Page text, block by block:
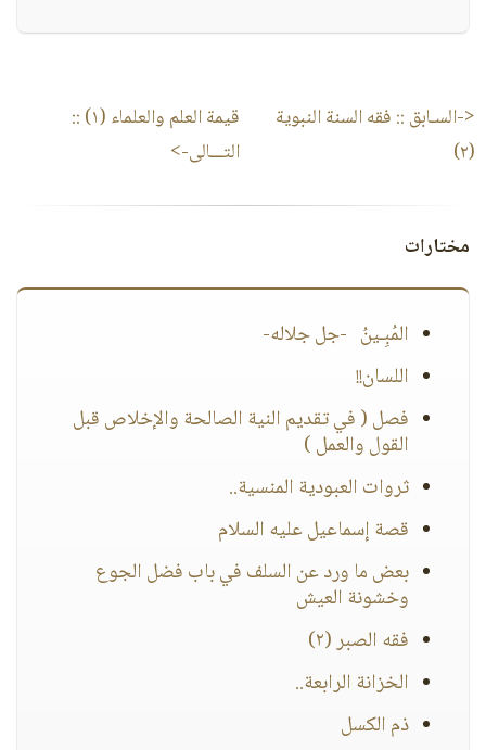
<-السـابق :: فقه السنة النبوية
(٢)
قيمة العلم والعلماء (١)
::
التـــالى->
مختارات
المُبِـينُ -جل جلاله-
اللسان!!
فصل ( في تقديم النية الصالحة والإخلاص قبل
القول والعمل )
ثروات العبودية المنسية..
قصة إسماعيل عليه السلام
بعض ما ورد عن السلف في باب فضل الجوع
وخشونة العيش
فقه الصبر (٢)
الخزانة الرابعة..
ذم الكسل